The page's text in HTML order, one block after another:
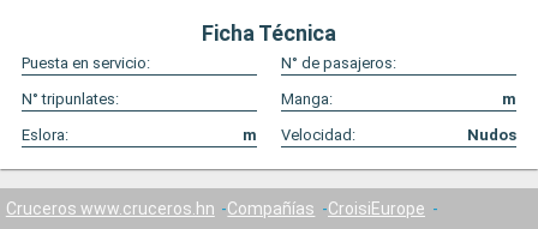
Ficha Técnica
Puesta en servicio:
N° de pasajeros:
N° tripunlates:
Manga:
m
Eslora:
m Velocidad: Nudos
Cruceros www.cruceros.hn Compañías
CroisiEurope